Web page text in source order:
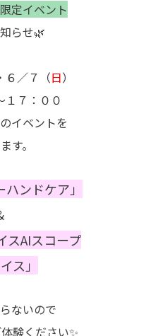
定イベント
らせ🌿
６／７（日）
１７：００
イベントを
す。
ハンドケア」
スAIスコープ
ス」
ないので
験ください✨